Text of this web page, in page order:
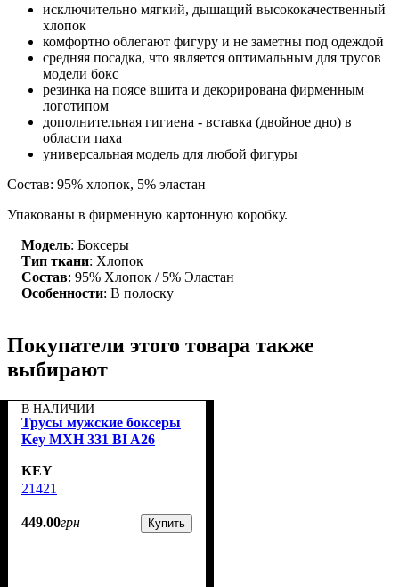
исключительно мягкий, дышащий высококачественный
хлопок
комфортно облегают фигуру и не заметны под одеждой
средняя посадка, что является оптимальным для трусов
модели бокс
резинка на поясе вшита и декорирована фирменным
логотипом
дополнительная гигиена - вставка (двойное дно) в
области паха
универсальная модель для любой фигуры
Состав: 95% хлопок, 5% эластан
Упакованы в фирменную картонную коробку.
Модель: Боксеры
Тип ткани: Хлопок
Состав: 95% Хлопок / 5% Эластан
Особенности: В полоску
Покупатели этого товара также
выбирают
В НАЛИЧИИ
Трусы мужские боксеры
Key MXH 331 BI A26
KEY
21421
449.00грн Купить